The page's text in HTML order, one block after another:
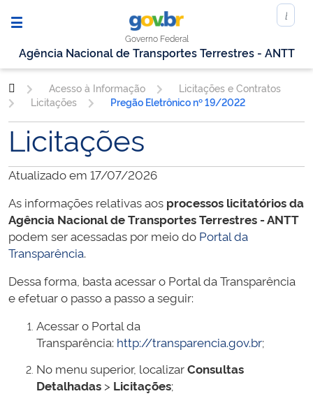
Governo Federal
Agência Nacional de Transportes Terrestres - ANTT
Acesso à Informação
Licitações e Contratos
Licitações
Pregão Eletrônico nº 19/2022
Licitações
Atualizado em 17/07/2026
As informações relativas aos processos licitatórios da
Agência Nacional de Transportes Terrestres - ANTT
podem ser acessadas por meio do Portal da
Transparência.
Dessa forma, basta acessar o Portal da Transparência
e efetuar o passo a passo a seguir:
Acessar o Portal da
Transparência: http://transparencia.gov.br;
No menu superior, localizarConsultas
Detalhadas > Licitações;